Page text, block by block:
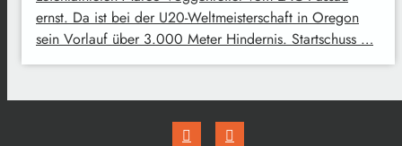
ernst. Da ist bei der U20-Weltmeisterschaft in Oregon
sein Vorlauf über 3.000 Meter Hindernis. Startschuss …